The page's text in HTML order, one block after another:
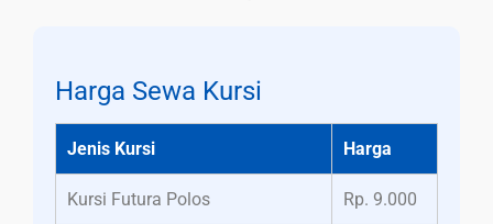
Harga Sewa Kursi
Jenis Kursi Harga
Kursi Futura Polos Rp. 9.000